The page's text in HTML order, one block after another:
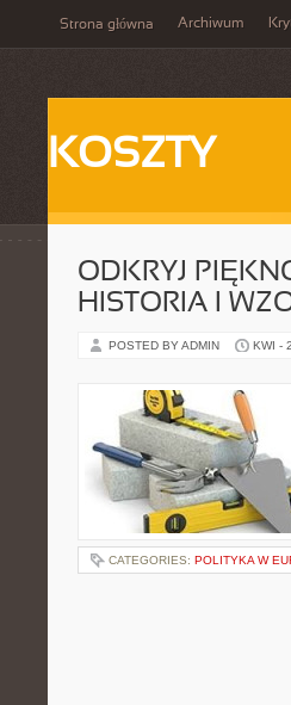
Strona główna Archiwum
KOSZTY
ODKRYJ
HISTORIA I
POSTED BY ADMIN KWI -
CATEGORIES: POLITYKA W